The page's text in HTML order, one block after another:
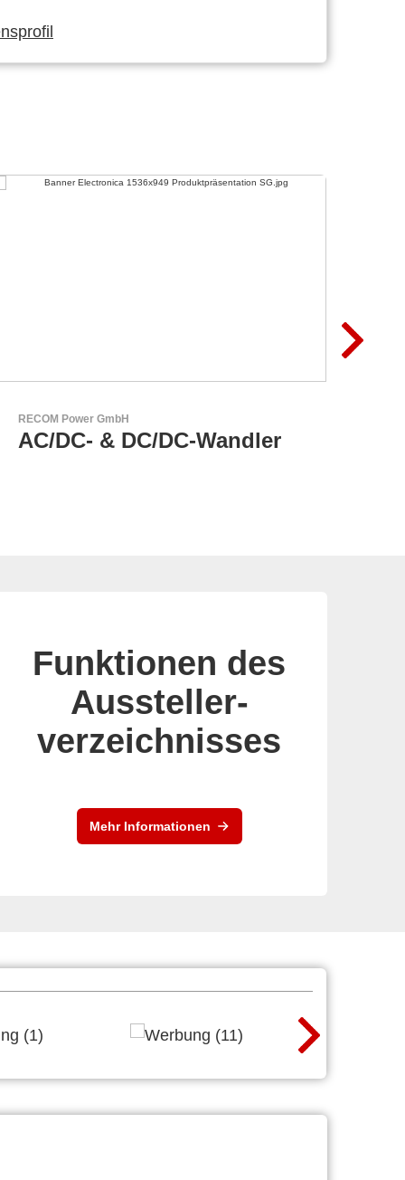
RECOM Power GmbH
AC/DC- & DC/DC-Wandler
Funktionen des
Aussteller-
verzeichnisses
Mehr Informationen